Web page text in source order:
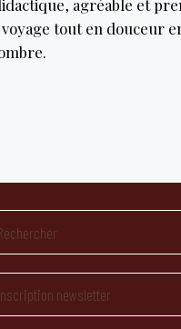
agréable et
tout en douceur